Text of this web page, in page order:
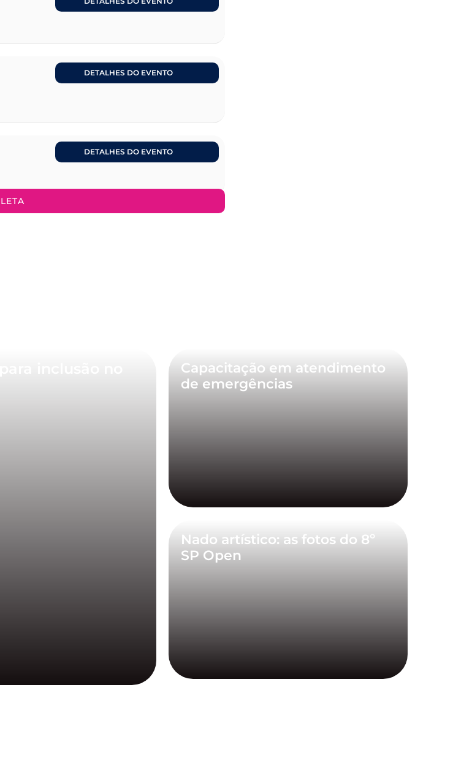
DETALHES DO EVENTO
DETALHES DO EVENTO
Capacitação em atendimento
de emergências
Nado artístico: as fotos do 8º
SP Open